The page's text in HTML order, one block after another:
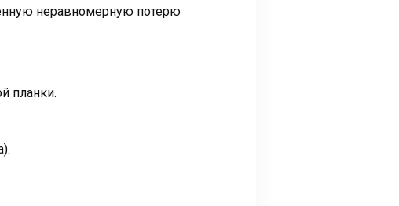
неравномерную потерю
планки.